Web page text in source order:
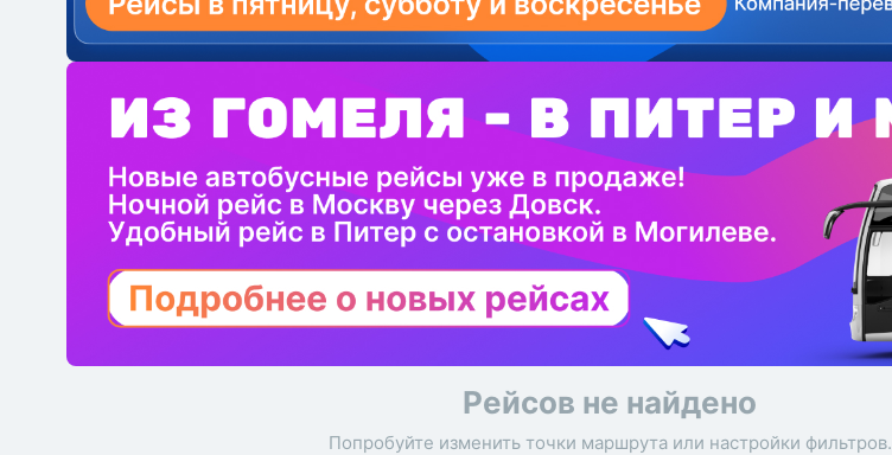
Рейсов не найдено
Попробуйте изменить точки маршрута или настройки фильтров.